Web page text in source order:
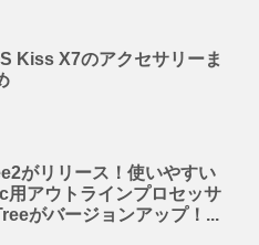
Kiss X7のアクセサリーま
がリリース！使いやすい
用アウトラインプロセッサ
がバージョンアップ！...